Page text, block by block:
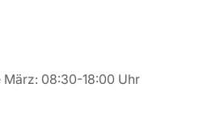
08:30-18:00 Uhr